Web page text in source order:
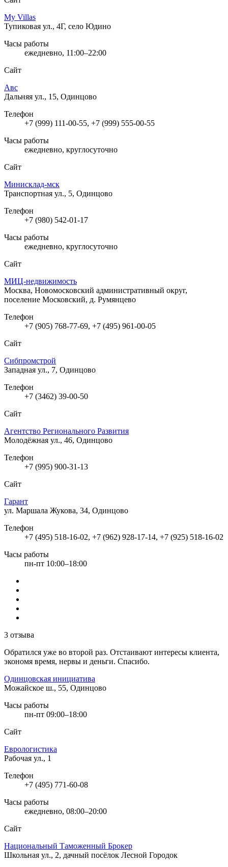
My Villas
Тупиковая ул., 4Г, село Юдино
Часы работы
ежедневно, 11:00–22:00
Сайт
Авс
Дальняя ул., 15, Одинцово
Телефон
+7 (999) 111-00-55, +7 (999) 555-00-55
Часы работы
ежедневно, круглосуточно
Сайт
Минисклад-мск
Транспортная ул., 5, Одинцово
Телефон
+7 (980) 542-01-17
Часы работы
ежедневно, круглосуточно
Сайт
МИЦ-недвижимость
Москва, Новомосковский административный округ,
поселение Московский, д. Румянцево
Телефон
+7 (905) 768-77-69, +7 (495) 961-00-05
Сайт
Сибпромстрой
Западная ул., 7, Одинцово
Телефон
+7 (3462) 39-00-50
Сайт
Агентство Регионального Развития
Молодёжная ул., 46, Одинцово
Телефон
+7 (995) 900-31-13
Сайт
Гарант
ул. Маршала Жукова, 34, Одинцово
Телефон
+7 (495) 518-16-02, +7 (962) 928-17-14, +7 (925) 518-16-02
Часы работы
пн-пт 10:00–18:00
3 отзыва
Обратился уже во второй раз. Отстаивают интересы клиента,
экономя время, нервы и деньги. Спасибо.
Одинцовская инициатива
Можайское ш., 55, Одинцово
Часы работы
пн-пт 09:00–18:00
Сайт
Еврологистика
Рабочая ул., 1
Телефон
+7 (495) 771-60-08
Часы работы
ежедневно, 08:00–20:00
Сайт
Национальный Таможенный Брокер
Школьная ул., 2, дачный посёлок Лесной Городок